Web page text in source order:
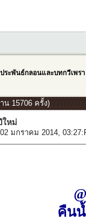
ระพันธ์กลอนและบทกวีเพรา
15706 ครั้ง)
ใหม่
02 มกราคม 2014,
คืน